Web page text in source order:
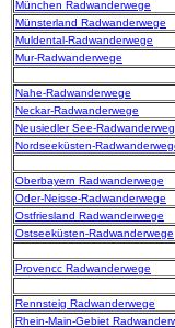
München Radwanderwege
Münsterland Radwanderwege
Muldental-Radwanderwege
Mur-Radwanderwege
Nahe-Radwanderwege
Neckar-Radwanderwege
Neusiedler See-
Nordseeküsten-
Oberbayern Radwanderwege
Oder-Neisse-Radwanderwege
Ostfriesland Radwanderwege
Ostseeküsten-Radwanderwege
Provencc Radwanderwege
Rennsteig Radwanderwege
Rhein-Main-Gebiet